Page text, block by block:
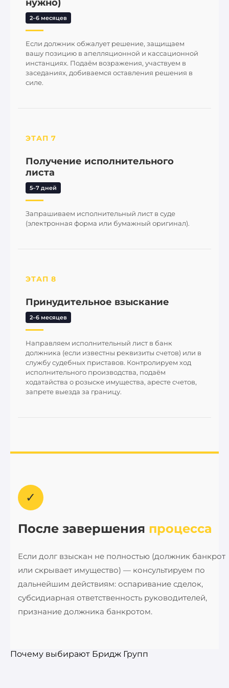
нужно)
2–6 месяцев
Если должник обжалует решение, защищаем
вашу позицию в апелляционной и кассационной
инстанциях. Подаём возражения, участвуем в
заседаниях, добиваемся оставления решения в
силе.
ЭТАП 7
Получение исполнительного
листа
5–7 дней
Запрашиваем исполнительный лист в суде
(электронная форма или бумажный оригинал).
ЭТАП 8
Принудительное взыскание
2–6 месяцев
Направляем исполнительный лист в банк
должника (если известны реквизиты счетов) или в
службу судебных приставов. Контролируем ход
исполнительного производства, подаём
ходатайства о розыске имущества, аресте счетов,
запрете выезда за границу.
✓
После завершения процесса
Если долг взыскан не полностью (должник банкрот
или скрывает имущество) — консультируем по
дальнейшим действиям: оспаривание сделок,
субсидиарная ответственность руководителей,
признание должника банкротом.
Почему выбирают Бридж Групп